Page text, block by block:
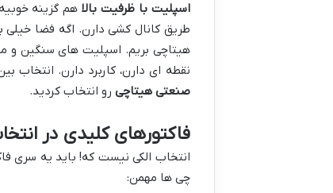
اسپلیت با ظرفیت بالاهم گزینه
طریق کانال کشی دارن. اگه فضا خیلی
هیتاچی بریم. اسپلیت های سنگین و
نقطه ای دارن، کاربرد دارن. انتخاب
صنعتی هیتاچی رو انتخاب کردید.
فاکتورهای کلیدی در
انتخاب الکی نیست که! باید یه سری
چی ها مهمن: